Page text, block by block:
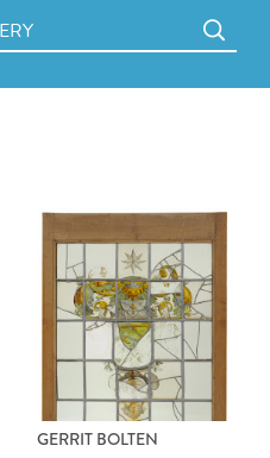
GERRIT BOLTEN